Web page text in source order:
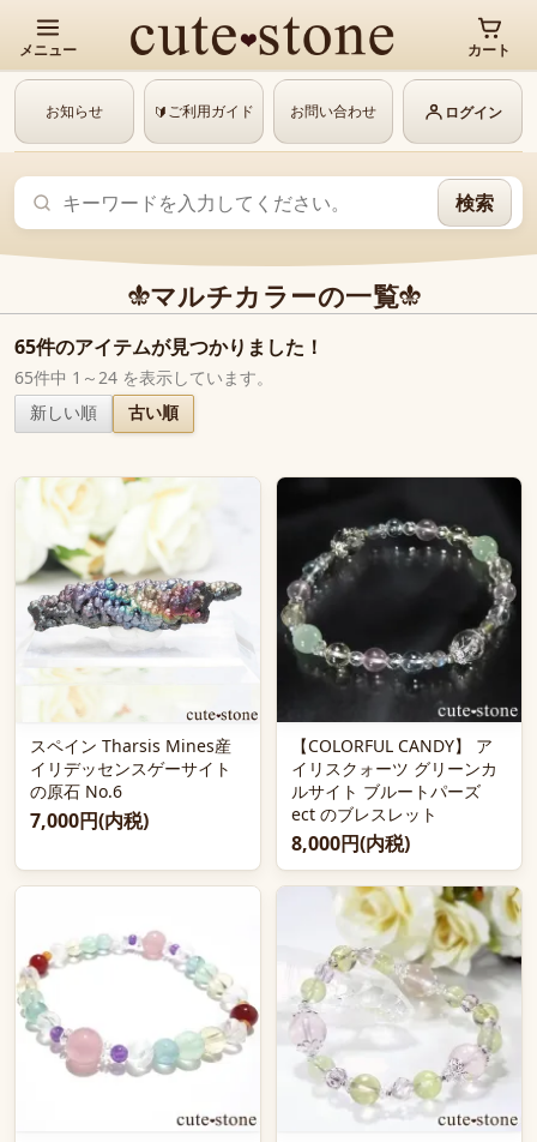
メニュー カート
お知らせ 🔰ご利用ガイド お問い合わせ ログイン
検索
マルチカラーの一覧
65件のアイテムが見つかりました！
65件中 1～24 を表示しています。
新しい順
古い順
スペイン Tharsis Mines産
イリデッセンスゲーサイト
の原石 No.6
7,000円(内税)
【COLORFUL CANDY】 ア
イリスクォーツ グリーンカ
ルサイト ブルートパーズ
ect のブレスレット
8,000円(内税)